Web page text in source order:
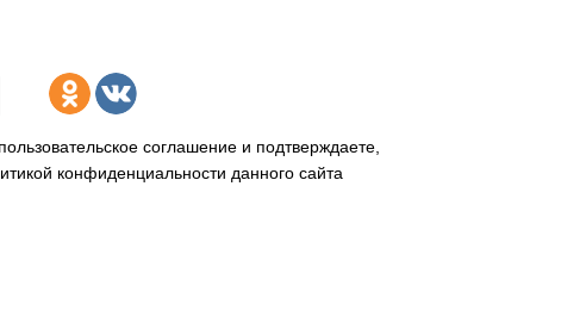
соглашение и подтверждаете,
конфиденциальности данного сайта